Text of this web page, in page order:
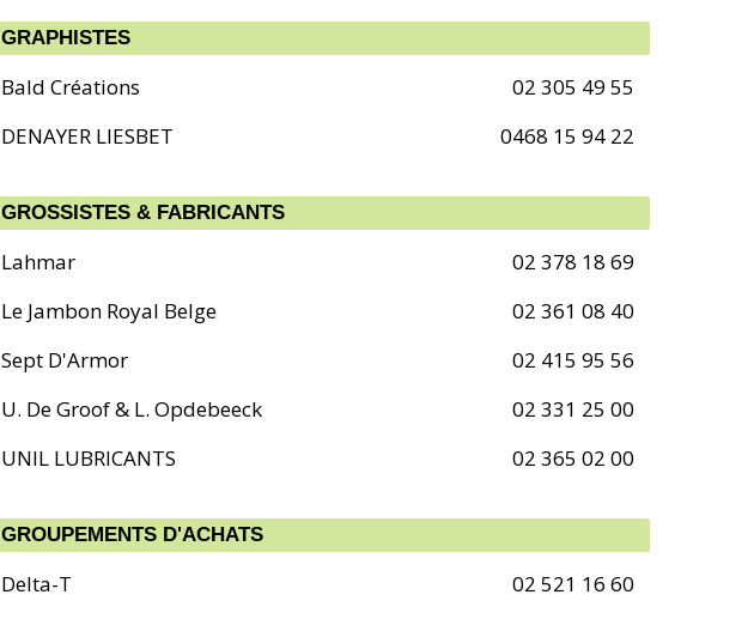
GRAPHISTES
Bald Créations
02 305 49 55
DENAYER LIESBET
0468 15 94 22
GROSSISTES & FABRICANTS
Lahmar
02 378 18 69
Le Jambon Royal Belge
02 361 08 40
Sept D'Armor
02 415 95 56
U. De Groof & L. Opdebeeck
02 331 25 00
UNIL LUBRICANTS
02 365 02 00
GROUPEMENTS D'ACHATS
Delta-T 02 521 16 60